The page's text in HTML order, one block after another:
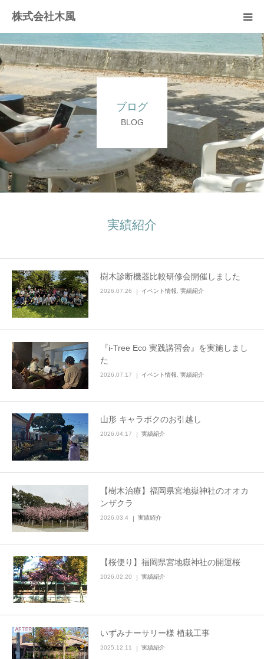
株式会社木風
ブログ
BLOG
実績紹介
樹木診断機器比較研修会開催しました
2026.07.26 イベント情報 実績紹介
『i-Tree Eco 実践講習会』を実施しまし
た
2026.07.17 イベント情報 実績紹介
山形 キャラボクのお引越し
2026.04.17 実績紹介
【樹木治療】福岡県宮地嶽神社のオオカ
ンザクラ
2026.03.4 実績紹介
【桜便り】福岡県宮地嶽神社の開運桜
2026.02.20 実績紹介
いずみナーサリー様 植栽工事
2025.12.11 実績紹介
業務案内
資材販売(ブレスパイプ)
樹木医受験応援講座
お問い合せ